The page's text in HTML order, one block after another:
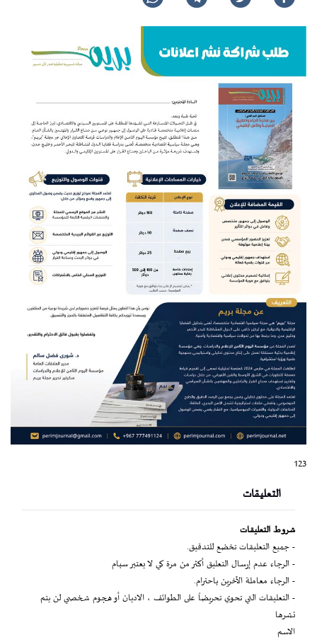
123
التعليقات
شروط التعليقات
- جميع التعليقات تخضع للتدقيق.
- الرجاء عدم إرسال التعليق أكثر من مرة كي لا يعتبر سبام
- الرجاء معاملة الآخرين باحترام.
- التعليقات التي تحوي تحريضاً على الطوائف ، الاديان أو هجوم شخصي لن يتم
نشرها
الاسم